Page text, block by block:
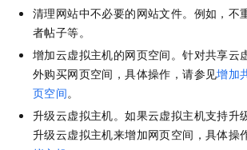
清理网站中不必要的网站文件。例如，不
者帖子等。
增加云虚拟主机的网页空间。针对共享云
外购买网页空间，具体操作，请参见增加
页空间。
升级云虚拟主机。如果云虚拟主机支持升
升级云虚拟主机来增加网页空间，具体操